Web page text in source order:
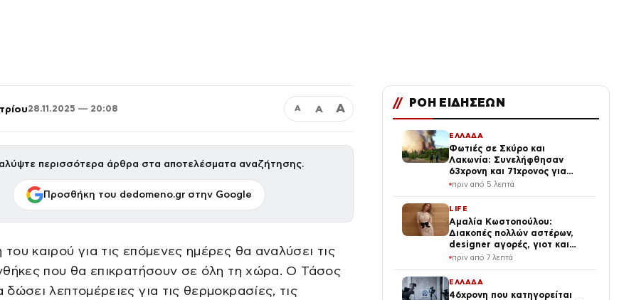
28.11.2025 — 20:08 Α Α Α
περισσότερα άρθρα στα αποτελέσματα αναζήτησης.
Προσθήκη του dedomeno.gr στην Google
καιρού για τις επόμενες ημέρες θα αναλύσει τις
που θα επικρατήσουν σε όλη τη χώρα. Ο Τάσος
λεπτομέρειες για τις θερμοκρασίες, τις
// ΡΟΗ ΕΙΔΗΣΕΩΝ
ΕΛΛΑΔΑ
Φωτιές σε Σκύρο και
Λακωνία: Συνελήφθησαν
63χρονη και 71χρονος για
εμπρησμό από αμέλεια
πριν από 5 λεπτά
LIFE
Αμαλία Κωστοπούλου:
Διακοπές πολλών αστέρων,
designer αγορές, γιοτ και
κατακόκκινο μπικίνι
πριν από 7 λεπτά
ΕΛΛΑΔΑ
46χρονη που κατηγορείται